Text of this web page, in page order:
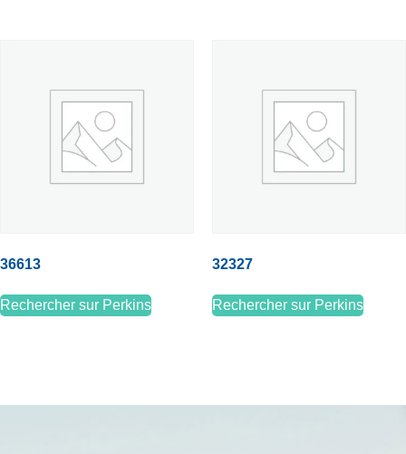
36613
Rechercher sur Perkins
32327
Rechercher sur Perkins